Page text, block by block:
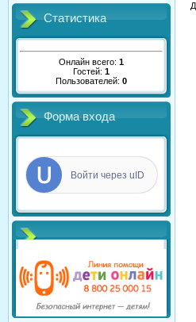
Статистика
Онлайн всего: 1
Гостей: 1
Пользователей: 0
Форма входа
Войти через uID